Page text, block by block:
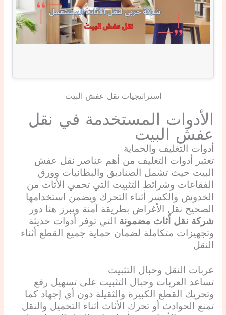
استراتيجيات نقل عفش البيت
الأدوات المستخدمة في نقل
عفش البيت
أدوات التغليف والحماية
تعتبر أدوات التغليف من أهم عناصر نقل عفش
البيت حيث تشمل الصناديق والبطانيات وورق
الفقاعات وشرائط التثبيت التي تحمي الأثاث من
الخدوش والكسر أثناء التحرك ويضمن استخدامها
الصحيح نقل الأغراض بطريقة آمنة ويبرز هنا دور
شركة نقل أثاث مضمونة التي توفر أدوات حديثة
وتجهيزات متكاملة لضمان حماية جميع القطع أثناء
النقل
عربات النقل وحبال التثبيت
تساعد العربات وحبال التثبيت على تسهيل رفع
وتحريك القطع الكبيرة والثقيلة دون أي إجهاد كما
تمنع الحوادث أو تحرك الأثاث أثناء التحميل والنقل